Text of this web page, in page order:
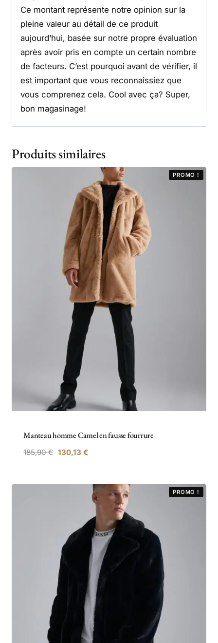
Ce montant représente notre opinion sur la
pleine valeur au détail de ce produit
aujourd’hui, basée sur notre propre évaluation
après avoir pris en compte un certain nombre
de facteurs. C’est pourquoi avant de vérifier, il
est important que vous reconnaissiez que
vous comprenez cela. Cool avec ça? Super,
bon magasinage!
Produits similaires
PROMO !
Manteau homme Camel en fausse fourrure
185,90€ 130,13€
PROMO !